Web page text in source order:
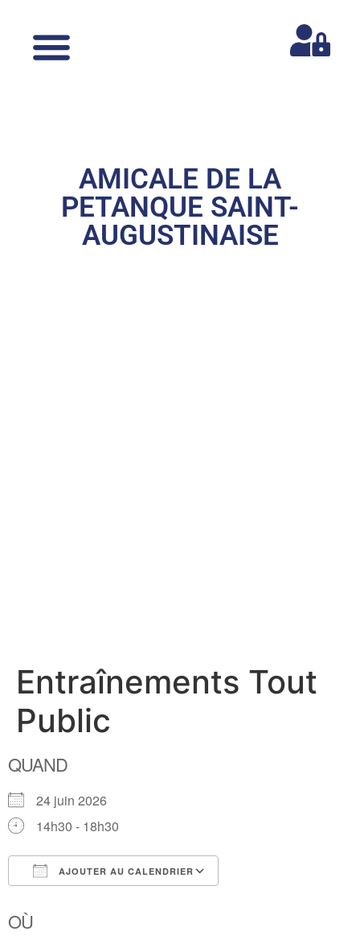
AMICALE DE LA
PETANQUE SAINT-
AUGUSTINAISE
Entraînements Tout
Public
QUAND
24 juin 2026
14h30 - 18h30
AJOUTER AU CALENDRIER
OÙ